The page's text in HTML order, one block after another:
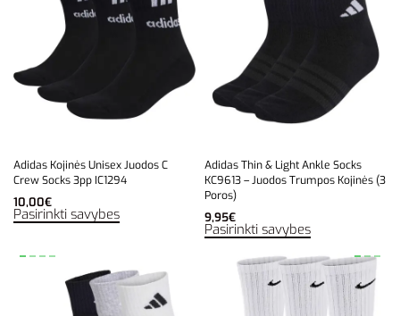
Adidas Kojinės Unisex Juodos C
Crew Socks 3pp IC1294
10,00€
Pasirinkti savybes
Adidas Thin & Light Ankle Socks
KC9613 – Juodos Trumpos Kojinės (3
Poros)
9,95€
Pasirinkti savybes